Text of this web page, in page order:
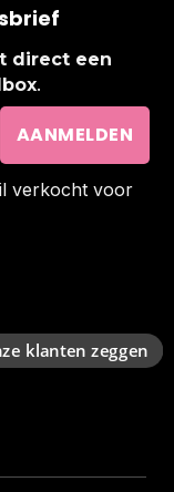
direct een
.
verkocht voor
klanten zeggen